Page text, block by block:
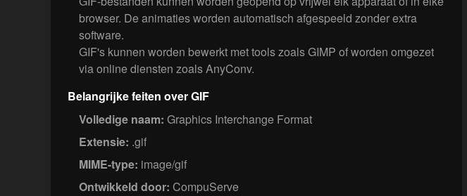
browser. De animaties worden automatisch afgespeeld zonder extra
software.
GIF's kunnen worden bewerkt met tools zoals GIMP of worden omgezet
via online diensten zoals AnyConv.
Belangrijke feiten over GIF
Volledige naam: Graphics Interchange Format
Extensie: .gif
MIME-type: image/gif
Ontwikkeld door: CompuServe